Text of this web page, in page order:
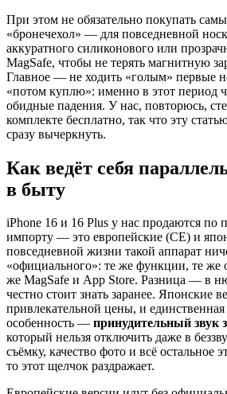
При этом не обязательно покупать
«бронечехол» — для повседневной
аккуратного силиконового или
MagSafe, чтобы не терять магнитную
Главное — не ходить «голым» первые
«потом куплю»: именно в этот период
обидные падения. У нас, повторюсь,
комплекте бесплатно, так что эту
сразу вычеркнуть.
Как ведёт себя
в быту
iPhone 16 и 16 Plus у нас продаются по
импорту — это европейские (CE) и
повседневной жизни такой аппарат
«официального»: те же функции, те же
же MagSafe и App Store. Разница — в
честно стоит знать заранее. Японские
привлекательной цены, и
особенность — принудительный звук
который нельзя отключить даже в
съёмку, качество фото и всё остальное
то этот щелчок раздражает.